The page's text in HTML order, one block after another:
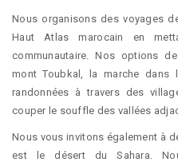
Nous organisons des voyages
Haut Atlas marocain en
communautaire. Nos options
mont Toubkal, la marche
randonnées à travers des
couper le souffle des vallées
Nous vous invitons également à
est le désert du Sahara.